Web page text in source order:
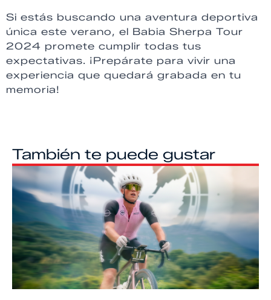
Si estás buscando una aventura deportiva
única este verano, el Babia Sherpa Tour
2024 promete cumplir todas tus
expectativas. ¡Prepárate para vivir una
experiencia que quedará grabada en tu
memoria!
También te puede gustar